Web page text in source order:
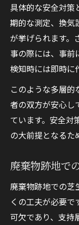
具体的な安全対策
期的な測定、換気
が挙げられます。
事の際には、事前
検知時には即時に
このような多層
者の双方が安心し
ています。安全対
の大前提となるた
廃棄物跡地で
廃棄物跡地での芝
くの工夫が必要で
可欠であり、支持